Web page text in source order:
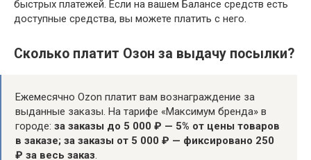
быстрых платежей. Если на вашем Балансе средств есть
доступные средства, вы можете платить с него.
Сколько платит Озон за выдачу посылки?
Ежемесячно Ozon платит вам вознаграждение за
выданные заказы. На тарифе «Максимум бренда» в
городе: за заказы до 5 000 ₽ — 5% от цены товаров
в заказе; за заказы от 5 000 ₽ — фиксировано 250
₽ за весь заказ.